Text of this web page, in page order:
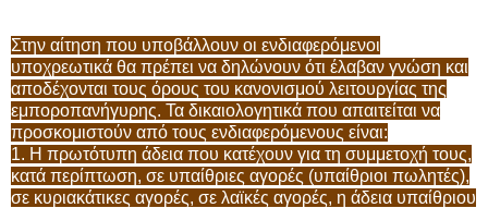
Στην αίτηση που υποβάλλουν οι ενδιαφερόμενοι
υποχρεωτικά θα πρέπει να δηλώνουν ότι έλαβαν γνώση και
αποδέχονται τους όρους του κανονισμού λειτουργίας της
εμποροπανήγυρης. Τα δικαιολογητικά που απαιτείται να
προσκομιστούν από τους ενδιαφερόμενους είναι:
1. Η πρωτότυπη άδεια που κατέχουν για τη συμμετοχή τους,
κατά περίπτωση, σε υπαίθριες αγορές (υπαίθριοι πωλητές),
σε κυριακάτικες αγορές, σε λαϊκές αγορές, η άδεια υπαίθριου